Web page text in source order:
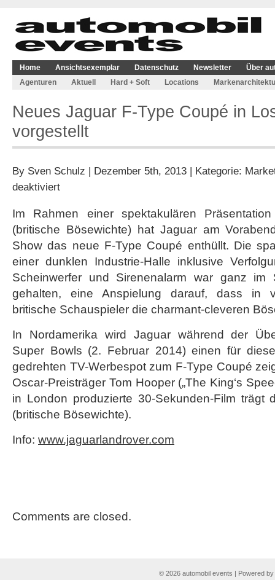
Home Ansichtsexemplar Datenschutz Newsletter
Über
Agenturen
Aktuell Hard + Soft Locations
Neues Jaguar F-Type Coupé in
vorgestellt
By Sven Schulz | Dezember 5th, 2013 | Kategorie:
deaktiviertfür
F-
Type
in
Los
Angeles
vorgestellt
Im Rahmen einer spektakulären Präsentation
(britische Bösewichte) hat Jaguar am
Show das neue F-Type Coupé enthüllt. Die
einer dunklen Industrie-Halle inklusive
Scheinwerfer und Sirenenalarm war ganz im
gehalten, eine Anspielung darauf, dass in
britische Schauspieler die charmant-cleveren
In Nordamerika wird Jaguar während der
Super Bowls (2. Februar 2014) einen für
gedrehten TV-Werbespot zum F-Type Coupé
Oscar-Preisträger Tom Hooper („The King‘s
in London produzierte 30-Sekunden-Film trägt
(britische Bösewichte).
Info: www.jaguarlandrover.com
Comments are closed.
© 2026 automobil events | Powered by